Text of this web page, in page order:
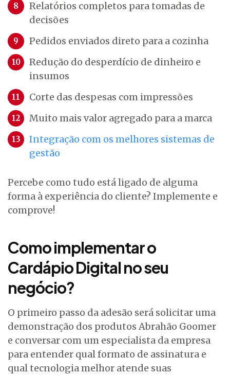
Relatórios completos para tomadas de
decisões
Pedidos enviados direto para a cozinha
Redução do desperdício de dinheiro e
insumos
Corte das despesas com impressões
Muito mais valor agregado para a marca
Integração com os melhores sistemas de
gestão
Percebe como tudo está ligado de alguma
forma à experiência do cliente? Implemente e
comprove!
Como implementar o
Cardápio Digital no seu
negócio?
O primeiro passo da adesão será solicitar uma
demonstração dos produtos Abrahão Goomer
e conversar com um especialista da empresa
para entender qual formato de assinatura e
qual tecnologia melhor atende suas